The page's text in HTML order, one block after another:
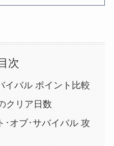
次
イバル ポイント比較
クリア日数
･オブ･サバイバル 攻